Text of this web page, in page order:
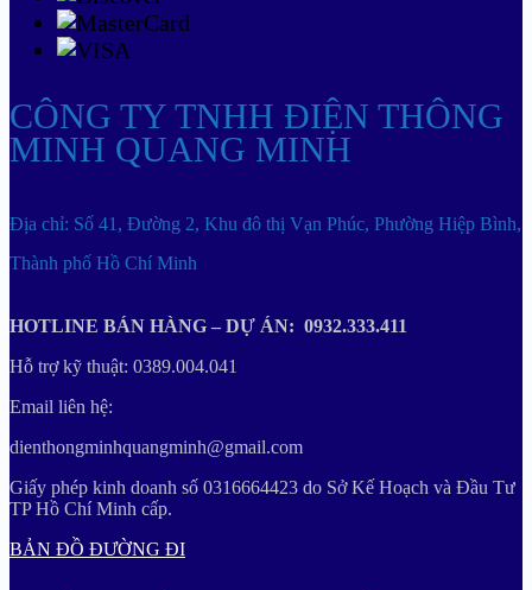
CÔNG TY TNHH ĐIỆN THÔNG
MINH QUANG MINH
Địa chỉ: Số 41, Đường 2, Khu đô thị Vạn Phúc, Phường Hiệp Bình,
Thành phố Hồ Chí Minh
HOTLINE BÁN HÀNG – DỰ ÁN: 0932.333.411
Hỗ trợ kỹ thuật: 0389.004.041
Email liên hệ:
dienthongminhquangminh@gmail.com
Giấy phép kinh doanh số 0316664423 do Sở Kế Hoạch và Đầu Tư
TP Hồ Chí Minh cấp.
BẢN ĐỒ ĐƯỜNG ĐI